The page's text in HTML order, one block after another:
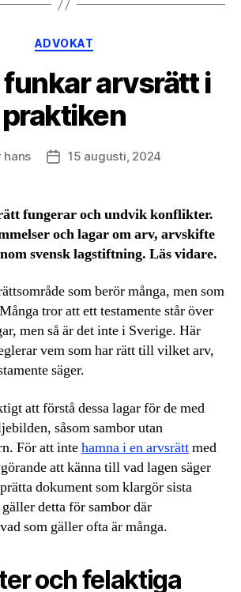
Kategorier
ADVOKAT
funkar arvsrätt i
praktiken
hans Inläggsdatum
15 augusti, 2024
fungerar och undvik konflikter.
och lagar om arv, arvskifte
svensk lagstiftning. Läs vidare.
som berör många, men som
tror att ett testamente står över
men så är det inte i Sverige. Här
vem som har rätt till vilket arv,
säger.
att förstå dessa lagar för de med
såsom sambor utan
För att intehamna i en arvsrättmed
att känna till vad lagen säger
dokument som klargör sista
detta för sambor där
som gäller ofta är många.
och felaktiga